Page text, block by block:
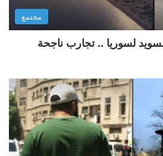
مجتمع
لسوريا .. تجارب ناجحة